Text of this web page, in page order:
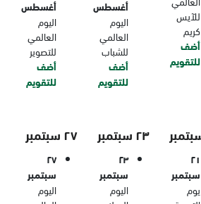
للآيس
كريم
أضف
للتقويم
أغسطس
اليوم
العالمي
للشباب
أضف
للتقويم
أغسطس
اليوم
العالمي
للتصوير
أضف
للتقويم
٢١
سبتمبر
يوم
٢٣ سبتمبر
٢٣
سبتمبر
اليوم
٢٧ سبتمبر
٢٧
سبتمبر
اليوم